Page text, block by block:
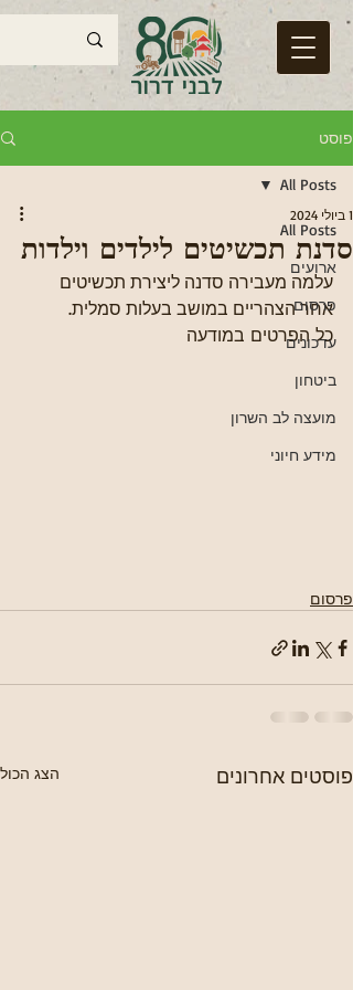
פוסט
All Posts
ארועים
פרסום
עדכונים
ביטחון
מועצה לב השרון
מידע חיוני
All Posts
סדנת תכשיטים לילדים וילדות
1 ביולי 2024
עלמה מעבירה סדנה ליצירת תכשיטים
אחר הצהריים במושב בעלות סמלית.
כל הפרטים במודעה
פרסום
פוסטים אחרונים הצג הכול